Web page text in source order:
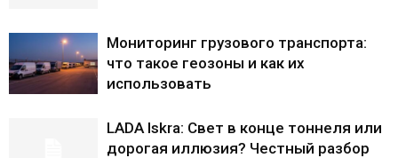
Мониторинг грузового транспорта:
что такое геозоны и как их
использовать
LADA Iskra: Свет в конце тоннеля или
дорогая иллюзия? Честный разбор